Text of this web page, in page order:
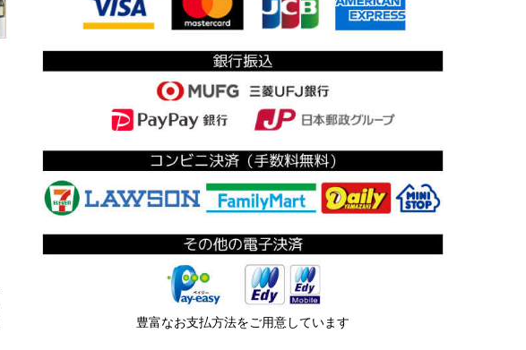
豊富なお支払方法をご用意しています